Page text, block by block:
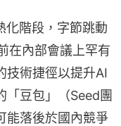
化階段，字節跳動
在內部會議上罕有
技術捷徑以提升AI
「豆包」（Seed團
能落後於國內競爭